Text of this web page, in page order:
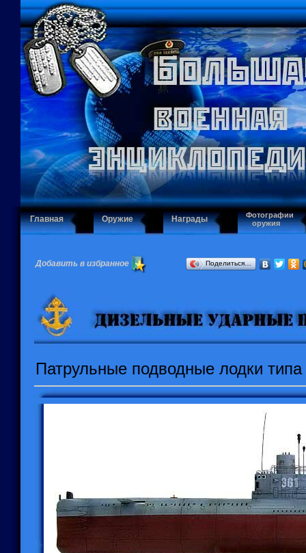
Главная Оружие Награды
Фотографии
оружия
Добавить в избранное Поделиться…
Патрульные подводные лодки